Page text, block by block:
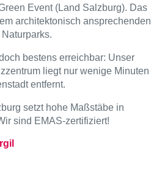
Event (Land Salzburg). Das
architektonisch ansprechenden
bestens erreichbar: Unser
liegt nur wenige Minuten
entfernt.
setzt hohe Maßstäbe in
sind EMAS-zertifiziert!